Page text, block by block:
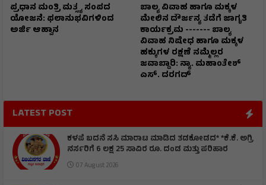
ಪ್ರಧಾನ ಮಂತ್ರಿ ಮತ್ಸ್ಯ ಸಂಪದ
ಯೋಜನೆ: ಫಲಾನುಭವಿಗಳಿಂದ
ಅರ್ಜಿ ಆಹ್ವಾನ
ಬಾಲ್ಯ ವಿವಾಹ ಹಾಗೂ ಮಕ್ಕಳ
ಮೇಲಿನ ದೌರ್ಜನ್ಯ ತಡೆಗೆ ಜಾಗೃತಿ
ಕಾರ್ಯಕ್ರಮ ------- ಬಾಲ್ಯ
ವಿವಾಹ ನಿಷೇಧ ಹಾಗೂ ಮಕ್ಕಳ
ಹಕ್ಕುಗಳ ರಕ್ಷಣೆ ನಮ್ಮೆಲ್ಲರ
ಜವಾಬ್ದಾರಿ: ನ್ಯಾ. ಮಹಾಂತೇಶ್
ಎಸ್. ದರಗದ್
LATEST POST
ಕಳಪೆ ಬದನೆ ಸಸಿ ಮಾರಾಟ ಮಾಡಿದ ತಡಕೋಡದ* *ಕೆ.ಕೆ. ಅಗ್ರಿ
ನರ್ಸರಿಗೆ 6 ಲಕ್ಷ 25 ಸಾವಿರ ರೂ. ದಂಡ ಮತ್ತು ಪರಿಹಾರ
07 August 2026